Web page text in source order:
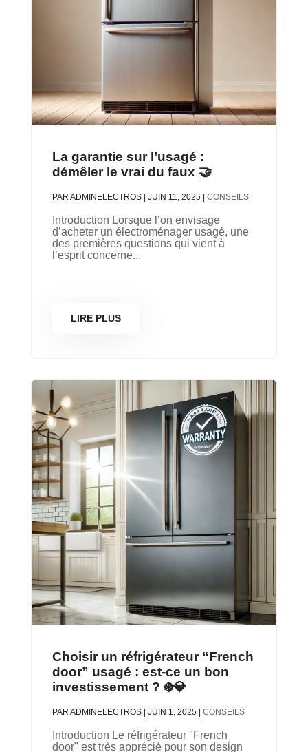
La garantie sur l’usagé :
démêler le vrai du faux 🤝
PAR ADMINELECTROS| JUIN 11, 2025| CONSEILS
Introduction Lorsque l’on envisage
d’acheter un électroménager usagé, une
des premières questions qui vient à
l’esprit concerne...
LIRE PLUS
Choisir un réfrigérateur “French
door” usagé : est-ce un bon
investissement ? ❄️💎
PAR ADMINELECTROS| JUIN 1, 2025| CONSEILS
Introduction Le réfrigérateur "French
door" est très apprécié pour son design